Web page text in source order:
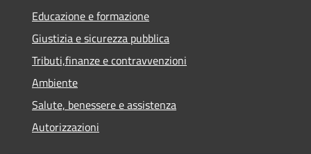
Educazione e formazione
Giustizia e sicurezza pubblica
Tributi,finanze e contravvenzioni
Ambiente
Salute, benessere e assistenza
Autorizzazioni